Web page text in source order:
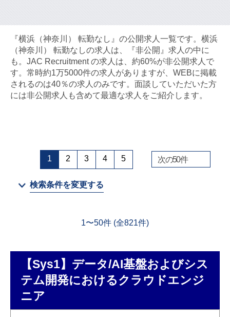
自動車・部品
金属・素材
エネルギー・プラント
メディカル（医薬品・CRO・医療機器）
その他
次へ（ご経験職種を選択）
『横浜（神奈川） 転勤なし』の公開求人一覧です。横浜
（神奈川） 転勤なしの求人は、『非公開』求人の中に
も。JAC Recruitment の求人は、約60%が非公開求人で
す。常時約1万5000件の求人がありますが、WEBに掲載
されるのは40％の求人のみです。面談していただいた方
には非公開求人も含めて最適な求人をご紹介します。
1 2 3 4 5 次の50件
検索条件を変更する
1〜50件 (全821件)
【Sys1】データ/AI基盤およびシス
テム開発におけるクラウドエンジ
ニア